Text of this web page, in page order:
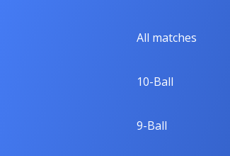
All matches
10-Ball
9-Ball